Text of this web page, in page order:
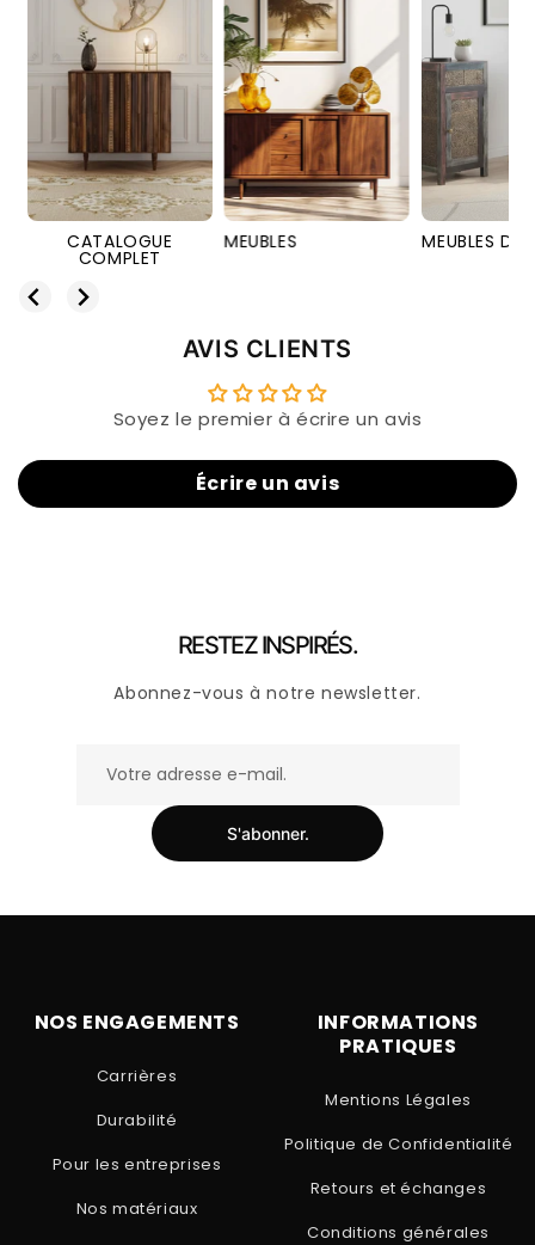
MEUBLES MEUBLES D'APPOINTS
AVIS CLIENTS
Soyez le premier à écrire un avis
Écrire un avis
RESTEZ INSPIRÉS.
Abonnez-vous à notre newsletter.
S'abonner.
NOS ENGAGEMENTS
Carrières
Durabilité
Pour les entreprises
Nos matériaux
INFORMATIONS
PRATIQUES
Mentions Légales
Politique de Confidentialité
Retours et échanges
Conditions générales